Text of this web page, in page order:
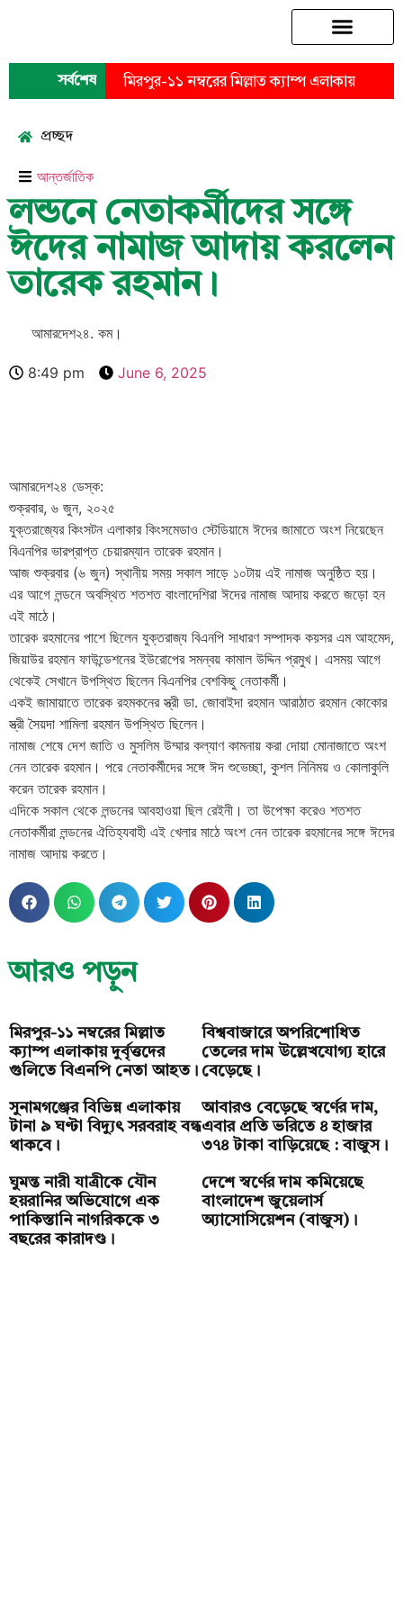
সর্বশেষ মিরপুর-১১ নম্বরের মিল্লাত ক্যাম্প এলাকায়
সুনামগঞ্জের বিভিন্ন এলাকায় টানা ৯ ঘণ্টা বিদ্যুৎ
আবারও বেড়েছে স্বর্ণের দাম, এবার প্রতি ভরিতে
প্রচ্ছদ
আন্তর্জাতিক
লন্ডনে নেতাকর্মীদের সঙ্গে
ঈদের নামাজ আদায় করলেন
তারেক রহমান।
আমারদেশ২৪. কম।
8:49 pm June 6, 2025
আমারদেশ২৪ ডেস্ক:
শুক্রবার, ৬ জুন, ২০২৫
যুক্তরাজ্যের কিংসটন এলাকার কিংসমেডাও স্টেডিয়ামে ঈদের জামাতে অংশ নিয়েছেন
বিএনপির ভারপ্রাপ্ত চেয়ারম্যান তারেক রহমান।
আজ শুক্রবার (৬ জুন) স্থানীয় সময় সকাল সাড়ে ১০টায় এই নামাজ অনুষ্ঠিত হয়।
এর আগে লন্ডনে অবস্থিত শতশত বাংলাদেশিরা ঈদের নামাজ আদায় করতে জড়ো হন
এই মাঠে।
তারেক রহমানের পাশে ছিলেন যুক্তরাজ্য বিএনপি সাধারণ সম্পাদক কয়সর এম আহমেদ,
জিয়াউর রহমান ফাউন্ডেশনের ইউরোপের সমন্বয় কামাল উদ্দিন প্রমুখ। এসময় আগে
থেকেই সেখানে উপস্থিত ছিলেন বিএনপির বেশকিছু নেতাকর্মী।
একই জামায়াতে তারেক রহমকনের স্ত্রী ডা. জোবাইদা রহমান আরাঠাত রহমান কোকোর
স্ত্রী সৈয়দা শামিলা রহমান উপস্থিত ছিলেন।
নামাজ শেষে দেশ জাতি ও মুসলিম উম্মার কল্যাণ কামনায় করা দোয়া মোনাজাতে অংশ
নেন তারেক রহমান। পরে নেতাকর্মীদের সঙ্গে ঈদ শুভেচ্ছা, কুশল নিনিময় ও কোলাকুলি
করেন তারেক রহমান।
এদিকে সকাল থেকে লন্ডনের আবহাওয়া ছিল রেইনী। তা উপেক্ষা করেও শতশত
নেতাকর্মীরা লন্ডনের ঐতিহ্যবাহী এই খেলার মাঠে অংশ নেন তারেক রহমানের সঙ্গে ঈদের
নামাজ আদায় করতে।
আরও পড়ুন
মিরপুর-১১ নম্বরের মিল্লাত
ক্যাম্প এলাকায় দুর্বৃত্তদের
গুলিতে বিএনপি নেতা আহত।
বিশ্ববাজারে অপরিশোধিত
তেলের দাম উল্লেখযোগ্য হারে
বেড়েছে।
সুনামগঞ্জের বিভিন্ন এলাকায়
টানা ৯ ঘণ্টা বিদ্যুৎ সরবরাহ বন্ধ
থাকবে।
আবারও বেড়েছে স্বর্ণের দাম,
এবার প্রতি ভরিতে ৪ হাজার
৩৭৪ টাকা বাড়িয়েছে : বাজুস।
ঘুমন্ত নারী যাত্রীকে যৌন
হয়রানির অভিযোগে এক
পাকিস্তানি নাগরিককে ৩
বছরের কারাদণ্ড।
দেশে স্বর্ণের দাম কমিয়েছে
বাংলাদেশ জুয়েলার্স
অ্যাসোসিয়েশন (বাজুস)।